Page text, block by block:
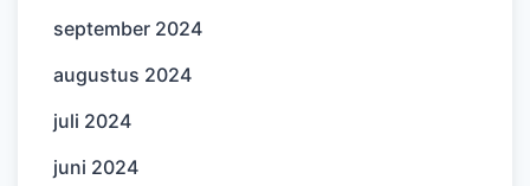
september 2024
augustus 2024
juli 2024
juni 2024